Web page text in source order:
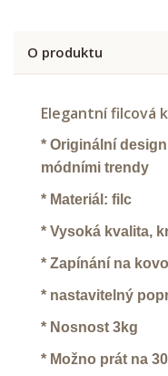
O produktu
Elegantní filcová
* Originální
módními trendy
* Materiál: filc
* Vysoká kvalita,
* Zapínání na
* nastavitelný
* Nosnost 3kg
* Možno prát na